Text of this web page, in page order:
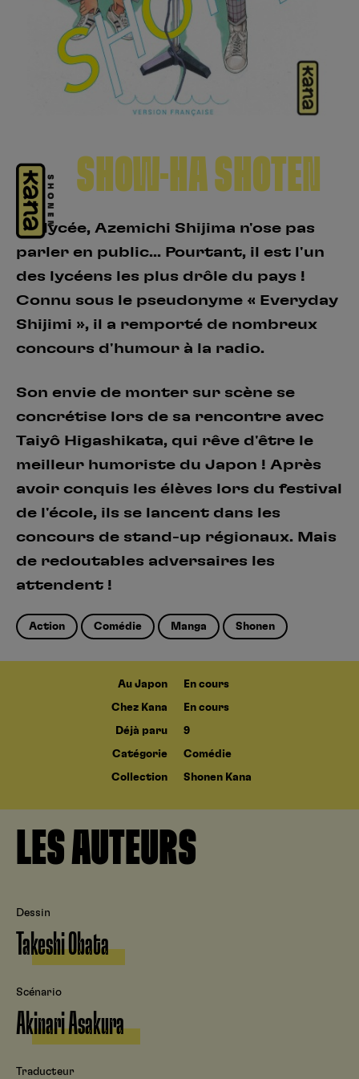
SHOW-HA SHOTEN
Au lycée, Azemichi Shijima n'ose pas
parler en public... Pourtant, il est l'un
des lycéens les plus drôle du pays !
Connu sous le pseudonyme « Everyday
Shijimi », il a remporté de nombreux
concours d'humour à la radio.
Son envie de monter sur scène se
concrétise lors de sa rencontre avec
Taiyô Higashikata, qui rêve d'être le
meilleur humoriste du Japon ! Après
avoir conquis les élèves lors du festival
de l'école, ils se lancent dans les
concours de stand-up régionaux. Mais
de redoutables adversaires les
attendent !
Action Comédie Manga Shonen
Au Japon En cours
Chez Kana En cours
Déjà paru 9
Catégorie Comédie
Collection Shonen Kana
LES AUTEURS
Dessin
Takeshi Obata
Scénario
Akinari Asakura
Traducteur
Se connecter S’inscrire
Hunter x Hunter
Fire Force
Black Butler